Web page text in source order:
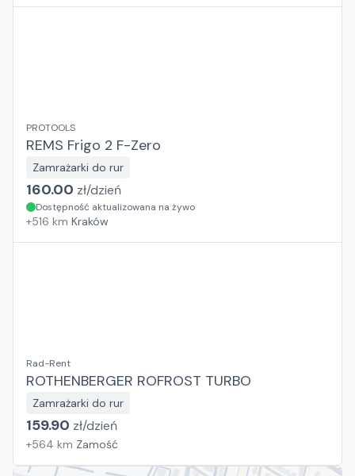
PROTOOLS
REMS Frigo 2 F-Zero
Zamrażarki do rur
160.00 zł/dzień
Dostępność aktualizowana na żywo
+516 km Kraków
Rad-Rent
ROTHENBERGER ROFROST TURBO
Zamrażarki do rur
159.90 zł/dzień
+564 km Zamość